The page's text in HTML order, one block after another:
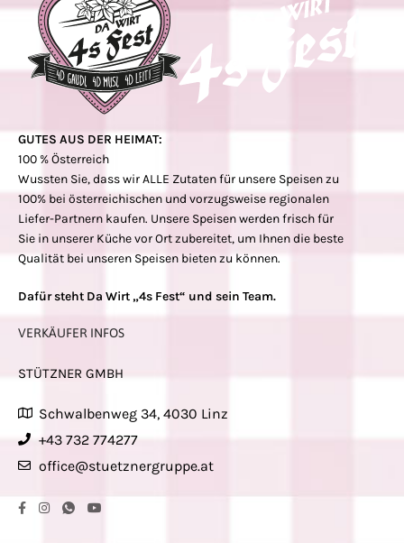
GUTES AUS DER HEIMAT:
100 % Österreich
Wussten Sie, dass wir ALLE Zutaten für unsere Speisen zu
100% bei österreichischen und vorzugsweise regionalen
Liefer-Partnern kaufen. Unsere Speisen werden frisch für
Sie in unserer Küche vor Ort zubereitet, um Ihnen die beste
Qualität bei unseren Speisen bieten zu können.
Dafür steht Da Wirt „4s Fest“ und sein Team.
VERKÄUFER INFOS
STÜTZNER GMBH
Schwalbenweg 34, 4030 Linz
+43 732 774277
office@stuetznergruppe.at